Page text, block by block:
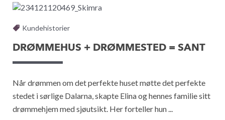
Kundehistorier
DRØMMEHUS + DRØMMESTED = SANT
Når drømmen om det perfekte huset møtte det perfekte
stedet i sørlige Dalarna, skapte Elina og hennes familie sitt
drømmehjem med sjøutsikt. Her forteller hun ...